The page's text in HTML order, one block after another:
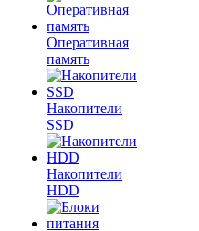
Оперативная
память
Накопители
SSD
Накопители
HDD